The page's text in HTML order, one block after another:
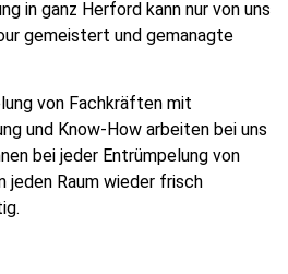
in ganz Herford kann nur von uns
gemeistert und gemanagte
von Fachkräften mit
und Know-How arbeiten bei uns
bei jeder Entrümpelung von
jeden Raum wieder frisch